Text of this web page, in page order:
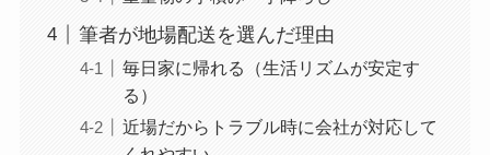
筆者が地場配送を選んだ理由
毎日家に帰れる（生活リズムが安定す
る）
近場だからトラブル時に会社が対応して